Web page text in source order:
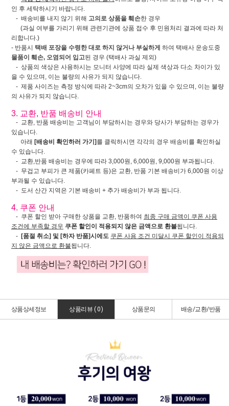
인 후 세탁하시기 바랍니다.
- 배송비를 내지 않기 위해 고의로 상품을 훼손한 경우
(과실 여부를 가리기 위해 관련기관에 상품 접수 후 민원처리 결과에 따라 처
리합니다.)
- 반품시 택배 포장을 수령한 대로 하지 않거나 부실하게 하여 택배사 운송도중
물품이 훼손, 오염되어 입고된 경우 (택배사 과실 제외)
- 상품의 색상은 사용하시는 모니터 사양에 따라 실제 색상과 다소 차이가 있
을 수 있으며, 이는 불량의 사유가 되지 않습니다.
- 제품 사이즈는 측정 방식에 따라 2~3cm의 오차가 있을 수 있으며, 이는 불량
의 사유가 되지 않습니다.
3. 교환, 반품 배송비 안내
- 교환, 반품 배송비는 고객님이 부담하시는 경우와 당사가 부담하는 경우가
있습니다.
아래 [배송비 확인하러 가기] 를 클릭하시면 각각의 경우 배송비를 확인하실
수 있습니다.
- 교환,반품 배송비는 경우에 따라 3,000원, 6,000원, 9,000원 부과됩니다.
- 무겁고 부피가 큰 제품(카페트 등)은 교환, 반품 기본 배송비가 6,000원 이상
부과될 수 있습니다.
- 도서 산간 지역은 기본 배송비 + 추가 배송비가 부과 됩니다.
4. 쿠폰 안내
- 쿠폰 할인 받아 구매한 상품을 교환, 반품하여 최종 구매 금액이 쿠폰 사용
조건에 부족할 경우 쿠폰 할인이 적용되지 않은 금액으로 환불됩니다.
- [품절 취소] 및 [하자 반품]시에도 쿠폰 사용 조건 미달시 쿠폰 할인이 적용되
지 않은 금액으로 환불됩니다.
상품상세정보 상품리뷰 ( 0) 상품문의 배송/교환/반품